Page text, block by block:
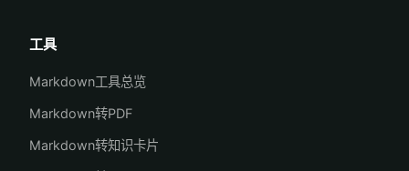
工具
Markdown工具总览
Markdown转PDF
Markdown转知识卡片